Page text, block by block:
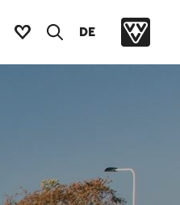
DE